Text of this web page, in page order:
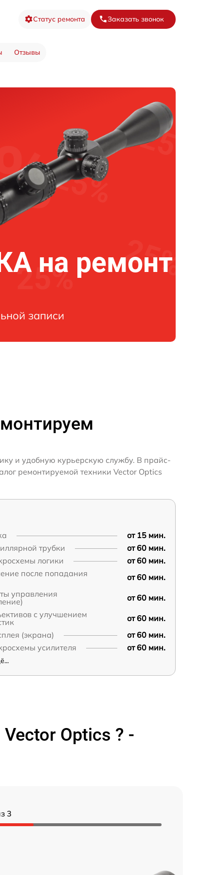
Статус ремонта Заказать звонок
Отзывы
на ремонт
записи
и удобную курьерскую службу. В прайс-
ремонтируемой техники Vector Optics
от 15 мин.
трубки
от 60 мин.
логики
от 60 мин.
после попадания
от 60 мин.
управления
от 60 мин.
с улучшением
от 60 мин.
(экрана)
от 60 мин.
усилителя
от 60 мин.
Optics ? -
3